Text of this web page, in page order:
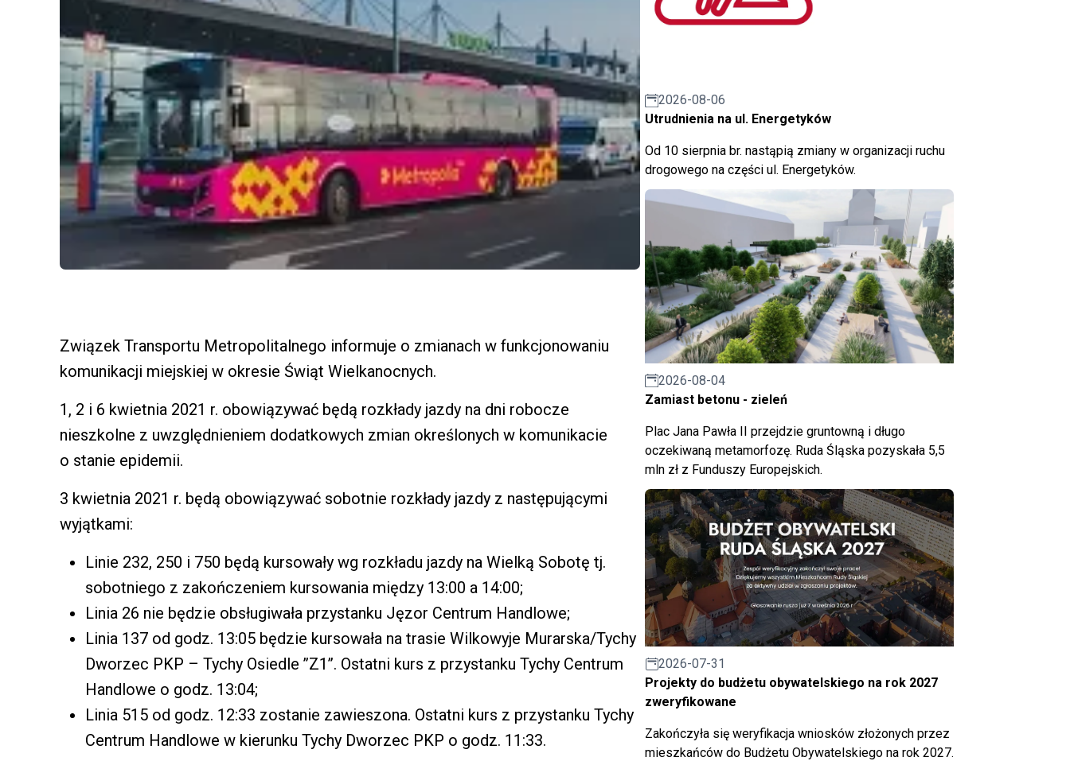
Związek Transportu Metropolitalnego informuje o zmianach w funkcjonowaniu
komunikacji miejskiej w okresie Świąt Wielkanocnych.
1, 2 i 6 kwietnia 2021 r. obowiązywać będą rozkłady jazdy na dni robocze
nieszkolne z uwzględnieniem dodatkowych zmian określonych w komunikacie
o stanie epidemii.
3 kwietnia 2021 r. będą obowiązywać sobotnie rozkłady jazdy z następującymi
wyjątkami:
Linie 232, 250 i 750 będą kursowały wg rozkładu jazdy na Wielką Sobotę tj.
sobotniego z zakończeniem kursowania między 13:00 a 14:00;
Linia 26 nie będzie obsługiwała przystanku Jęzor Centrum Handlowe;
Linia 137 od godz. 13:05 będzie kursowała na trasie Wilkowyje Murarska/Tychy
Dworzec PKP – Tychy Osiedle ’’Z1’’. Ostatni kurs z przystanku Tychy Centrum
Handlowe o godz. 13:04;
Linia 515 od godz. 12:33 zostanie zawieszona. Ostatni kurs z przystanku Tychy
Centrum Handlowe w kierunku Tychy Dworzec PKP o godz. 11:33.
2026-08-06
Utrudnienia na ul. Energetyków
Od 10 sierpnia br. nastąpią zmiany w organizacji ruchu
drogowego na części ul. Energetyków.
2026-08-04
Zamiast betonu - zieleń
Plac Jana Pawła II przejdzie gruntowną i długo
oczekiwaną metamorfozę. Ruda Śląska pozyskała 5,5
mln zł z Funduszy Europejskich.
2026-07-31
Projekty do budżetu obywatelskiego na rok 2027
zweryfikowane
Zakończyła się weryfikacja wniosków złożonych przez
mieszkańców do Budżetu Obywatelskiego na rok 2027.